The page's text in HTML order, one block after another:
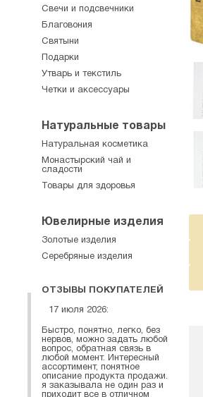
Свечи и подсвечники
Благовония
Святыни
Подарки
Утварь и текстиль
Четки и аксессуары
Натуральные товары
Натуральная косметика
Монастырский чай и
сладости
Товары для здоровья
Ювелирные изделия
Золотые изделия
Серебряные изделия
ОТЗЫВЫ ПОКУПАТЕЛЕЙ
17 июля 2026:
Быстро, понятно, легко, без
нервов, можно задать любой
вопрос, обратная связь в
любой момент. Интересный
ассортимент, понятное
описание продукта продажи.
я заказывала не один раз и
приходит все в отличном